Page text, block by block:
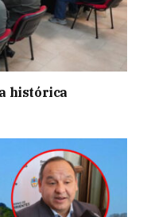
histórica